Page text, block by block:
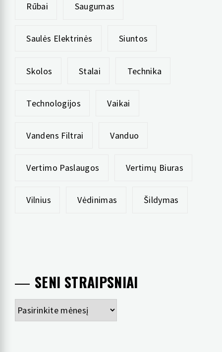
Rūbai Saugumas
Saulės Elektrinės Siuntos
Skolos Stalai Technika
Technologijos Vaikai
Vandens Filtrai Vanduo
Vertimo Paslaugos Vertimų Biuras
Vilnius Vėdinimas Šildymas
SENI STRAIPSNIAI
Seni
straipsniai